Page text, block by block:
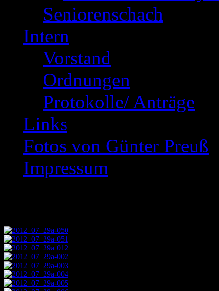
Seniorenschach
Intern
Vorstand
Ordnungen
Protokolle/ Anträge
Links
Fotos von Günter Preuß
Impressum